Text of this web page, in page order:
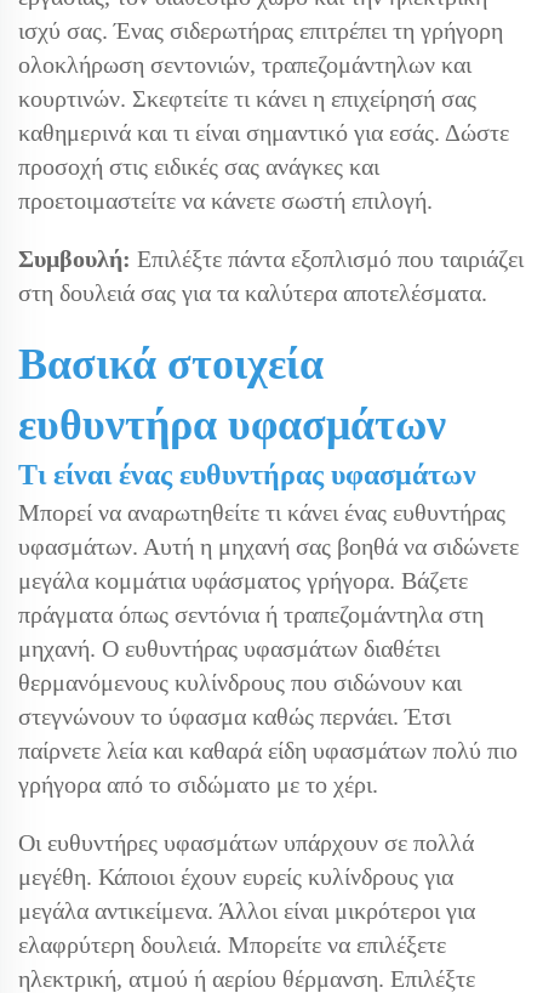
ισχύ σας. Ένας σιδερωτήρας επιτρέπει τη γρήγορη
ολοκλήρωση σεντονιών, τραπεζομάντηλων και
κουρτινών. Σκεφτείτε τι κάνει η επιχείρησή σας
καθημερινά και τι είναι σημαντικό για εσάς. Δώστε
προσοχή στις ειδικές σας ανάγκες και
προετοιμαστείτε να κάνετε σωστή επιλογή.
Συμβουλή: Επιλέξτε πάντα εξοπλισμό που ταιριάζει
στη δουλειά σας για τα καλύτερα αποτελέσματα.
Βασικά στοιχεία
ευθυντήρα υφασμάτων
Τι είναι ένας ευθυντήρας υφασμάτων
Μπορεί να αναρωτηθείτε τι κάνει ένας ευθυντήρας
υφασμάτων. Αυτή η μηχανή σας βοηθά να σιδώνετε
μεγάλα κομμάτια υφάσματος γρήγορα. Βάζετε
πράγματα όπως σεντόνια ή τραπεζομάντηλα στη
μηχανή. Ο ευθυντήρας υφασμάτων διαθέτει
θερμανόμενους κυλίνδρους που σιδώνουν και
στεγνώνουν το ύφασμα καθώς περνάει. Έτσι
παίρνετε λεία και καθαρά είδη υφασμάτων πολύ πιο
γρήγορα από το σιδώματο με το χέρι.
Οι ευθυντήρες υφασμάτων υπάρχουν σε πολλά
μεγέθη. Κάποιοι έχουν ευρείς κυλίνδρους για
μεγάλα αντικείμενα. Άλλοι είναι μικρότεροι για
ελαφρύτερη δουλειά. Μπορείτε να επιλέξετε
ηλεκτρική, ατμού ή αερίου θέρμανση. Επιλέξτε